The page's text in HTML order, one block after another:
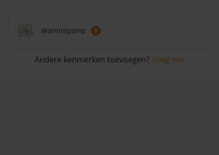
Warmtepomp +
Andere kenmerken toevoegen? Voeg toe